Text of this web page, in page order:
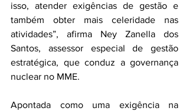
isso, atender exigências de gestão e
também obter mais celeridade nas
atividades”, afirma Ney Zanella dos
Santos, assessor especial de gestão
estratégica, que conduz a governança
nuclear no MME.
Apontada como uma exigência na